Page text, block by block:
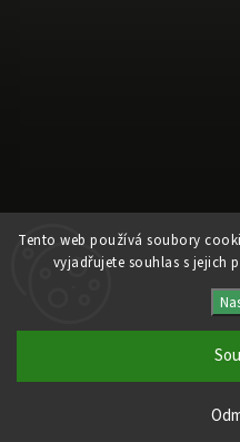
Tento web používá soubory
vyjadřujete souhlas s jejich
Vytvořil
Copyright 2026